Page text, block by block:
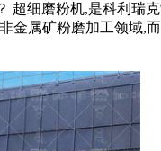
超细磨粉机,是科利瑞
金属矿粉磨加工领域,